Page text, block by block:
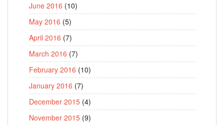
June 2016 (10)
May 2016 (5)
April 2016 (7)
March 2016 (7)
February 2016 (10)
January 2016 (7)
December 2015 (4)
November 2015 (9)